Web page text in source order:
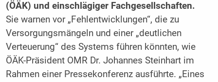
(ÖÄK) und einschlägiger Fachgesellschaften.
Sie warnen vor „Fehlentwicklungen“, die zu
Versorgungsmängeln und einer „deutlichen
Verteuerung“ des Systems führen könnten, wie
ÖÄK-Präsident OMR Dr. Johannes Steinhart im
Rahmen einer Pressekonferenz ausführte. „Eines